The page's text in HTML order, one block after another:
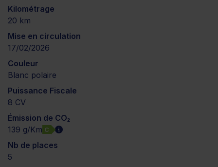
Kilométrage
20 km
Mise en circulation
17/02/2026
Couleur
Blanc polaire
Puissance Fiscale
8 CV
Émission de CO₂
139 g/Km C
Nb de places
5